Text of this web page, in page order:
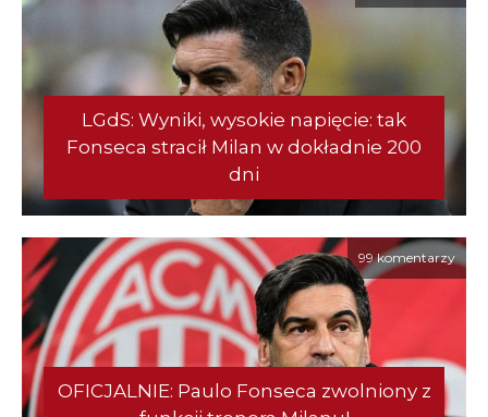
LGdS: Wyniki, wysokie napięcie: tak
Fonseca stracił Milan w dokładnie 200
dni
99 komentarzy
OFICJALNIE: Paulo Fonseca zwolniony z